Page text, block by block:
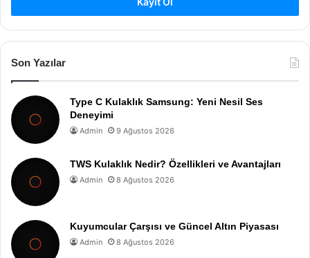
Son Yazılar
Type C Kulaklık Samsung: Yeni Nesil Ses
Deneyimi
Admin 9 Ağustos 2026
TWS Kulaklık Nedir? Özellikleri ve Avantajları
Admin 8 Ağustos 2026
Kuyumcular Çarşısı ve Güncel Altın Piyasası
Admin 8 Ağustos 2026